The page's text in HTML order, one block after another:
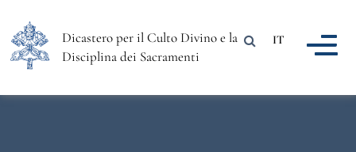
Dicastero per il Culto Divino e la
Disciplina dei Sacramenti
IT